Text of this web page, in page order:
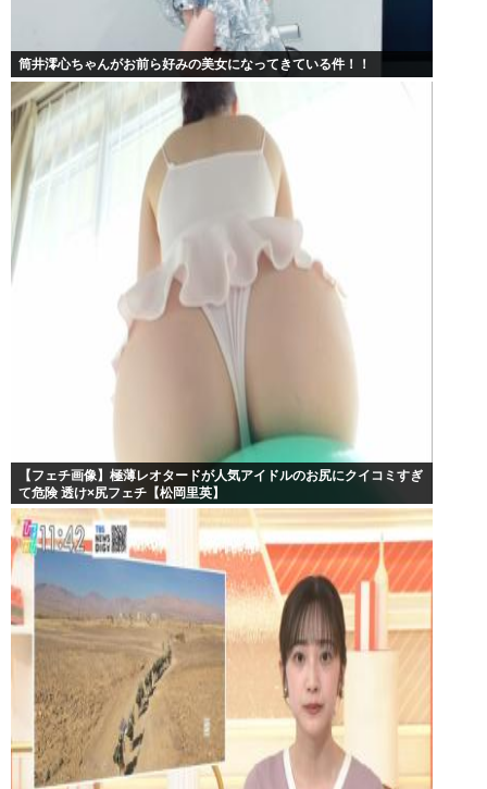
筒井澪心ちゃんがお前ら好みの美女になってきている件！！
【フェチ画像】極薄レオタードが人気アイドルのお尻にクイコミすぎ
て危険 透け×尻フェチ【松岡里英】